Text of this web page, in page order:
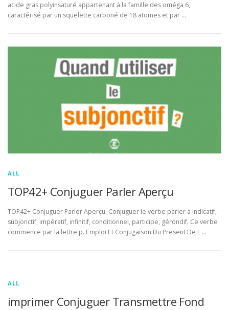
acide gras polyinsaturé appartenant à la famille des oméga 6,
caractérisé par un squelette carboné de 18 atomes et par …
ALL
TOP42+ Conjuguer Parler Aperçu
TOP42+ Conjuguer Parler Aperçu. Conjuguer le verbe parler à indicatif,
subjonctif, impératif, infinitif, conditionnel, participe, gérondif. Ce verbe
commence par la lettre p. Emploi Et Conjugaison Du Present De L …
ALL
imprimer Conjuguer Transmettre Fond